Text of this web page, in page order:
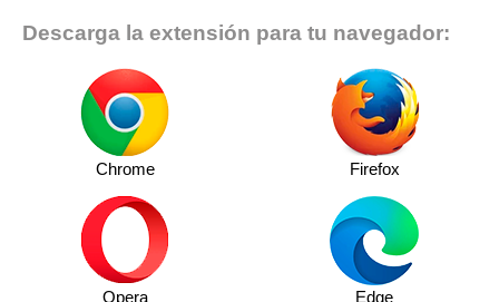
Descarga la extensión para tu navegador:
Chrome Firefox
Opera Edge